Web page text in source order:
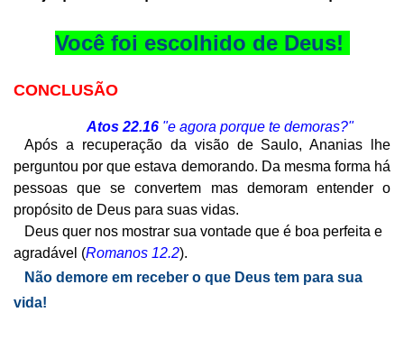
Você foi escolhido de Deus!
CONCLUSÃO
Atos 22.16 "e agora porque te demoras?"
Após a recuperação da visão de Saulo, Ananias lhe
perguntou por que estava demorando. Da mesma forma há
pessoas que se convertem mas demoram entender o
propósito de Deus para suas vidas.
Deus quer nos mostrar sua vontade que é boa perfeita e
agradável (Romanos 12.2).
Não demore em receber o que Deus tem para sua
vida!